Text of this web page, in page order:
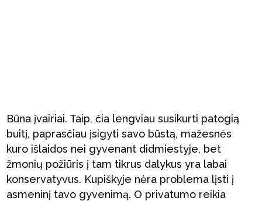
Būna įvairiai. Taip, čia lengviau susikurti patogią
buitį, paprasčiau įsigyti savo būstą, mažesnės
kuro išlaidos nei gyvenant didmiestyje, bet
žmonių požiūris į tam tikrus dalykus yra labai
konservatyvus. Kupiškyje nėra problema lįsti į
asmeninį tavo gyvenimą. O privatumo reikia